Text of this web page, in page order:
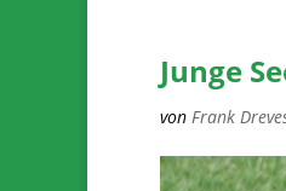
Junge
von Frank